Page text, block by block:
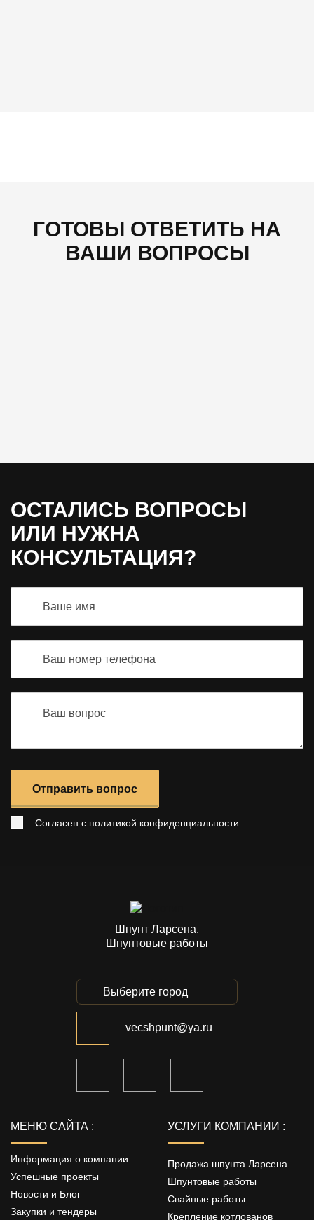
ГОТОВЫ ОТВЕТИТЬ НА
ВАШИ ВОПРОСЫ
ОСТАЛИСЬ ВОПРОСЫ
ИЛИ НУЖНА
КОНСУЛЬТАЦИЯ?
Отправить вопрос
Согласен с политикой конфиденциальности
Шпунт Ларсена.
Шпунтовые работы
Выберите город
vecshpunt@ya.ru
МЕНЮ САЙТА :
Информация о компании
Успешные проекты
Новости и Блог
Закупки и тендеры
УСЛУГИ КОМПАНИИ :
Продажа шпунта Ларсена
Шпунтовые работы
Свайные работы
Крепление котлованов